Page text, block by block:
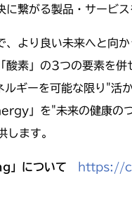
繋がる製品・サービ
、より良い未来へと向
酸素」の3つの要素を
ギーを可能な限り"活
」を"未来の健康の
ます。
」について https://